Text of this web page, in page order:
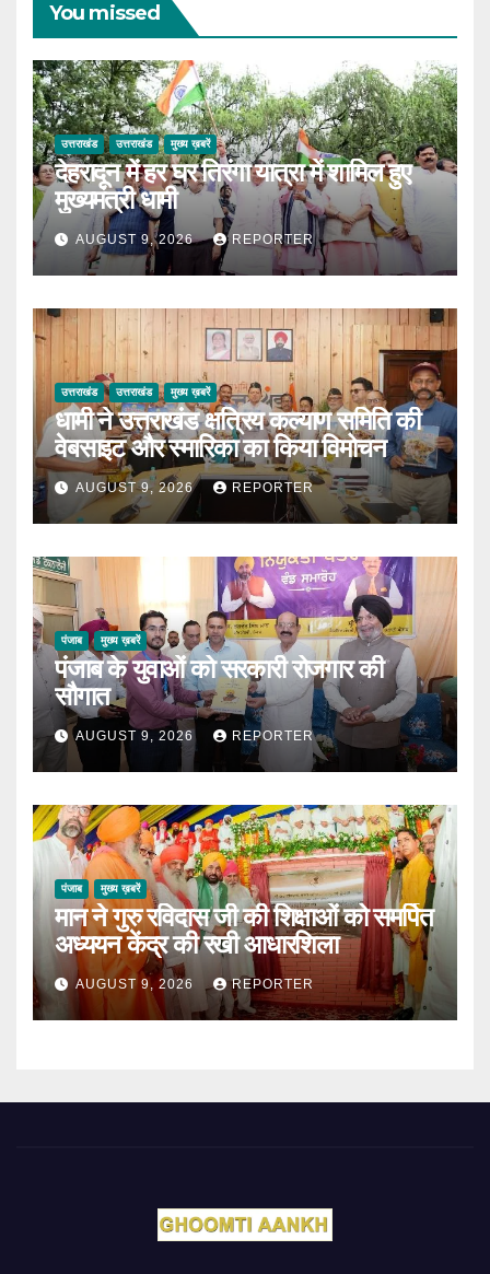
You missed
उत्तराखंड उत्तराखंड मुख्य ख़बरें
देहरादून में हर घर तिरंगा यात्रा में शामिल हुए
मुख्यमंत्री धामी
AUGUST 9, 2026 REPORTER
उत्तराखंड उत्तराखंड मुख्य ख़बरें
धामी ने उत्तराखंड क्षत्रिय कल्याण समिति की
वेबसाइट और स्मारिका का किया विमोचन
AUGUST 9, 2026 REPORTER
पंजाब मुख्य ख़बरें
पंजाब के युवाओं को सरकारी रोजगार की
सौगात
AUGUST 9, 2026 REPORTER
पंजाब मुख्य ख़बरें
मान ने गुरु रविदास जी की शिक्षाओं को समर्पित
अध्ययन केंद्र की रखी आधारशिला
AUGUST 9, 2026 REPORTER